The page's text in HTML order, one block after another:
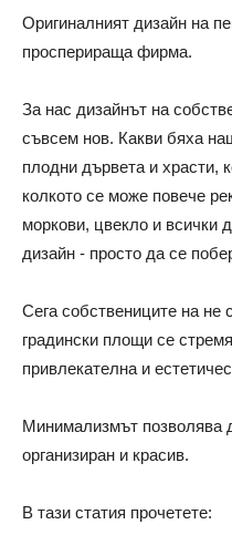
Оригиналният дизайн на
просперираща фирма.
За нас дизайнът на
съвсем нов. Какви бяха
плодни дървета и храсти,
колкото се може повече
моркови, цвекло и всички
дизайн - просто да се
Сега собствениците на не
градински площи се
привлекателна и
Минимализмът позволява
организиран и красив.
В тази статия прочетете: